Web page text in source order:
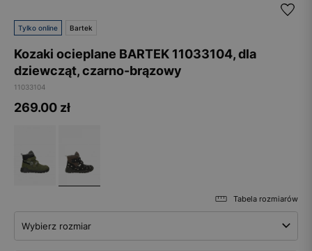
Tylko online Bartek
Kozaki ocieplane BARTEK 11033104, dla
dziewcząt, czarno-brązowy
11033104
269.00 zł
Tabela rozmiarów
Wybierz rozmiar